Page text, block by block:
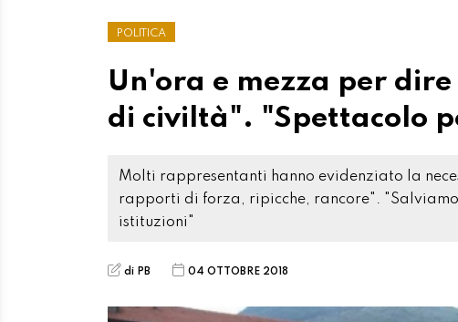
POLITICA
Un'ora e mezza per
di civiltà". "Spettacolo
Molti rappresentanti hanno evidenziato la
rapporti di forza, ripicche, rancore".
istituzioni"
di PB 04 OTTOBRE 2018